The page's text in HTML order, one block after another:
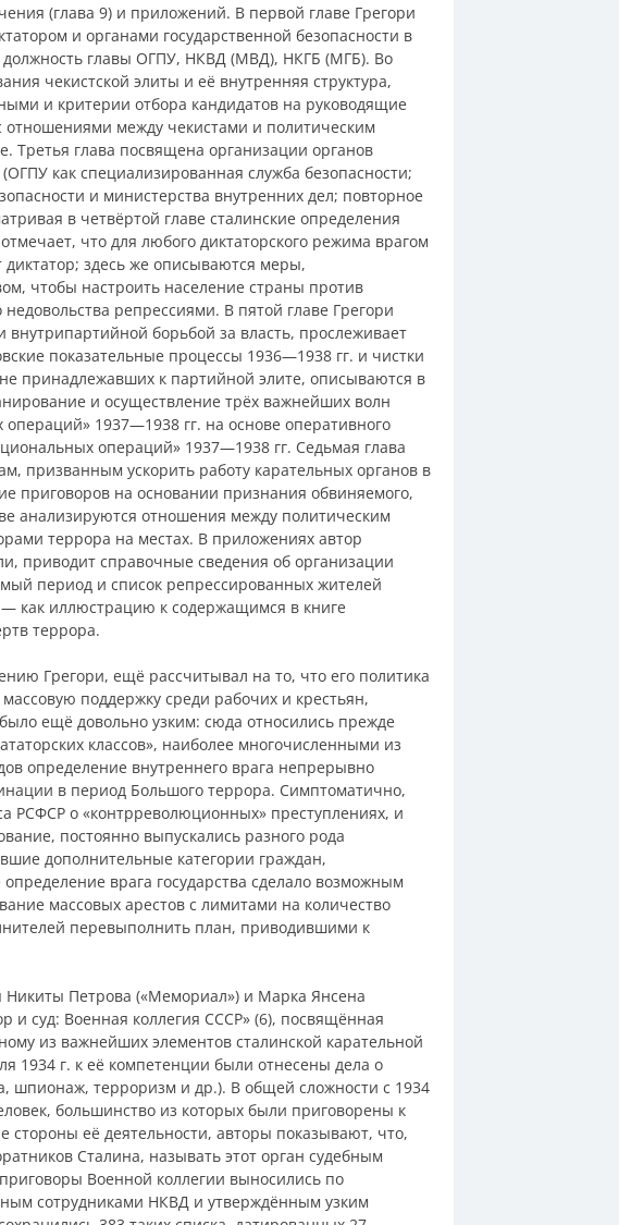
(глава 9) и приложений. В первой главе Грегори
и органами государственной безопасности в
должность главы ОГПУ, НКВД (МВД), НКГБ (МГБ). Во
чекистской элиты и её внутренняя структура,
и критерии отбора кандидатов на руководящие
между чекистами и политическим
Третья глава посвящена организации органов
как специализированная служба безопасности;
и министерства внутренних дел; повторное
в четвёртой главе сталинские определения
что для любого диктаторского режима врагом
диктатор; здесь же описываются меры,
чтобы настроить население страны против
репрессиями. В пятой главе Грегори
борьбой за власть, прослеживает
показательные процессы 1936—1938 гг. и чистки
принадлежавших к партийной элите, описываются в
и осуществление трёх важнейших волн
1937—1938 гг. на основе оперативного
операций» 1937—1938 гг. Седьмая глава
призванным ускорить работу карательных органов в
приговоров на основании признания обвиняемого,
анализируются отношения между политическим
террора на местах. В приложениях автор
приводит справочные сведения об организации
период и список репрессированных жителей
как иллюстрацию к содержащимся в книге
террора.
Грегори, ещё рассчитывал на то, что его политика
поддержку среди рабочих и крестьян,
ещё довольно узким: сюда относились прежде
классов», наиболее многочисленными из
определение внутреннего врага непрерывно
в период Большого террора. Симптоматично,
РСФСР о «контрреволюционных» преступлениях, и
постоянно выпускались разного рода
дополнительные категории граждан,
врага государства сделало возможным
массовых арестов с лимитами на количество
перевыполнить план, приводившими к
Петрова («Мемориал») и Марка Янсена
и суд: Военная коллегия СССР» (6), посвящённая
из важнейших элементов сталинской карательной
1934 г. к её компетенции были отнесены дела о
шпионаж, терроризм и др.). В общей сложности с 1934
большинство из которых были приговорены к
её деятельности, авторы показывают, что,
Сталина, называть этот орган судебным
Военной коллегии выносились по
сотрудниками НКВД и утверждённым узким